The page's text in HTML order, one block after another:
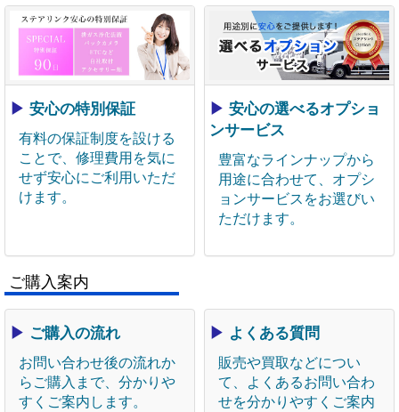
▶ 安心の特別保証
有料の保証制度を設ける
ことで、修理費用を気に
せず安心にご利用いただ
けます。
▶ 安心の選べるオプショ
ンサービス
豊富なラインナップから
用途に合わせて、オプシ
ョンサービスをお選びい
ただけます。
ご購入案内
▶ ご購入の流れ
お問い合わせ後の流れか
らご購入まで、分かりや
すくご案内します。
▶ よくある質問
販売や買取などについ
て、よくあるお問い合わ
せを分かりやすくご案内